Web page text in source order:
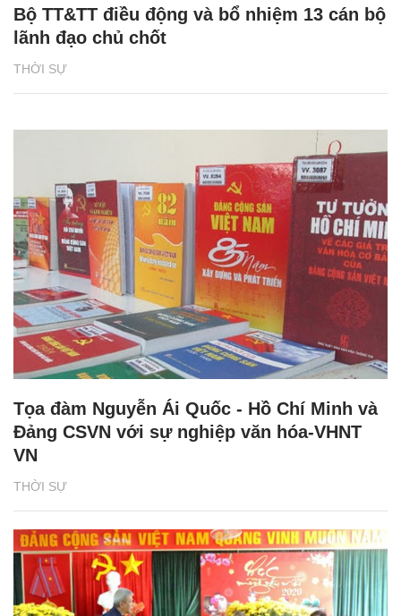
THỜI SỰ
Bộ TT&TT điều động và bổ nhiệm 13 cán bộ
lãnh đạo chủ chốt
THỜI SỰ
Tọa đàm Nguyễn Ái Quốc - Hồ Chí Minh và
Đảng CSVN với sự nghiệp văn hóa-VHNT
VN